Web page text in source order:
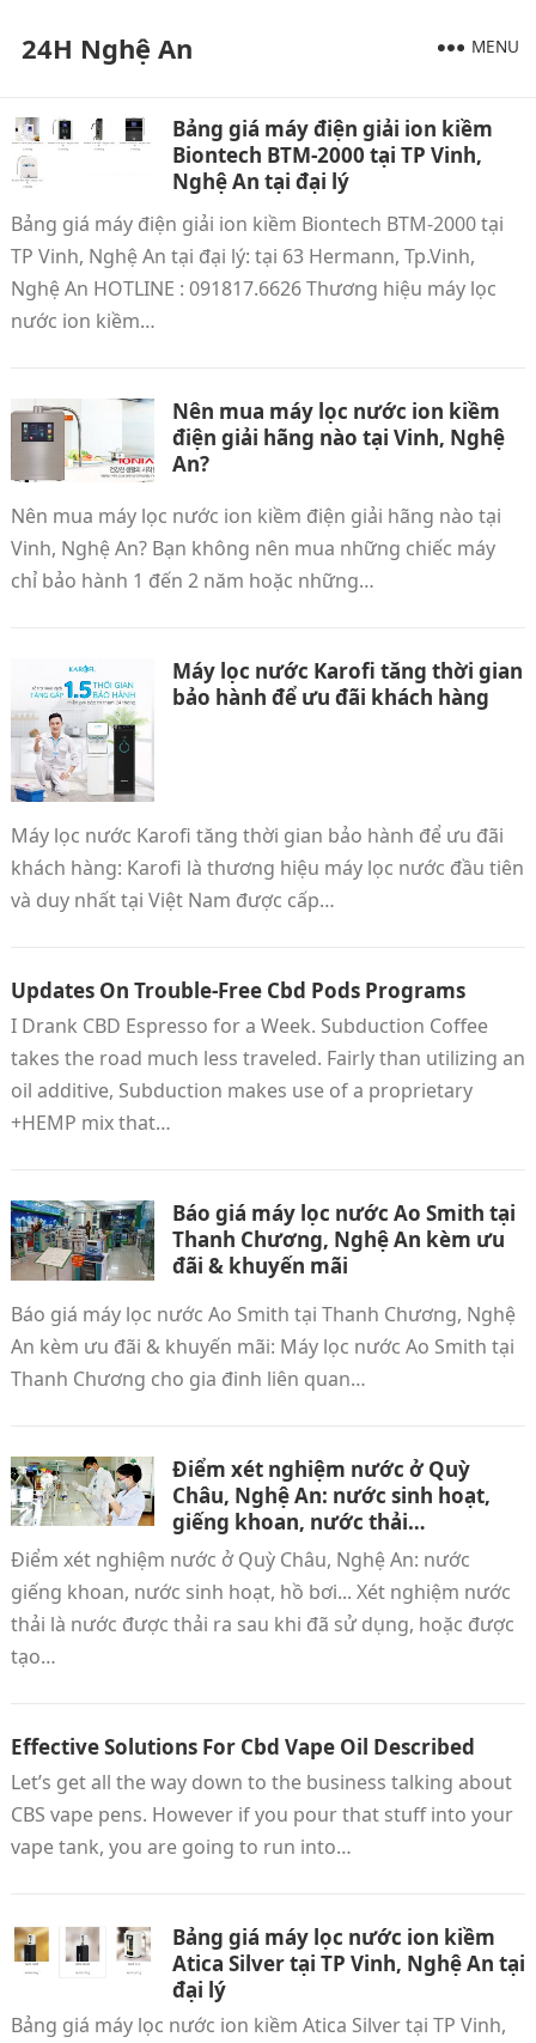
24H Nghệ An MENU
Bảng giá máy điện giải ion kiềm
Biontech BTM-2000 tại TP Vinh,
Nghệ An tại đại lý
Bảng giá máy điện giải ion kiềm Biontech BTM-2000 tại
TP Vinh, Nghệ An tại đại lý: tại 63 Hermann, Tp.Vinh,
Nghệ An HOTLINE : 091817.6626 Thương hiệu máy lọc
nước ion kiềm…
Nên mua máy lọc nước ion kiềm
điện giải hãng nào tại Vinh, Nghệ
An?
Nên mua máy lọc nước ion kiềm điện giải hãng nào tại
Vinh, Nghệ An? Bạn không nên mua những chiếc máy
chỉ bảo hành 1 đến 2 năm hoặc những…
Máy lọc nước Karofi tăng thời gian
bảo hành để ưu đãi khách hàng
Máy lọc nước Karofi tăng thời gian bảo hành để ưu đãi
khách hàng: Karofi là thương hiệu máy lọc nước đầu tiên
và duy nhất tại Việt Nam được cấp…
Updates On Trouble-Free Cbd Pods Programs
I Drank CBD Espresso for a Week. Subduction Coffee
takes the road much less traveled. Fairly than utilizing an
oil additive, Subduction makes use of a proprietary
+HEMP mix that…
Báo giá máy lọc nước Ao Smith tại
Thanh Chương‎, Nghệ An kèm ưu
đãi & khuyến mãi
Báo giá máy lọc nước Ao Smith tại Thanh Chương, Nghệ
An kèm ưu đãi & khuyến mãi: Máy lọc nước Ao Smith tại
Thanh Chương‎‎ cho gia đinh liên quan…
Điểm xét nghiệm nước ở Quỳ
Châu‎‎‎, Nghệ An: nước sinh hoạt,
giếng khoan, nước thải…
Điểm xét nghiệm nước ở Quỳ Châu‎, Nghệ An: nước
giếng khoan, nước sinh hoạt, hồ bơi... Xét nghiệm nước
thải là nước được thải ra sau khi đã sử dụng, hoặc được
tạo…
Effective Solutions For Cbd Vape Oil Described
Let’s get all the way down to the business talking about
CBS vape pens. However if you pour that stuff into your
vape tank, you are going to run into…
Bảng giá máy lọc nước ion kiềm
Atica Silver tại TP Vinh, Nghệ An tại
đại lý
Bảng giá máy lọc nước ion kiềm Atica Silver tại TP Vinh,